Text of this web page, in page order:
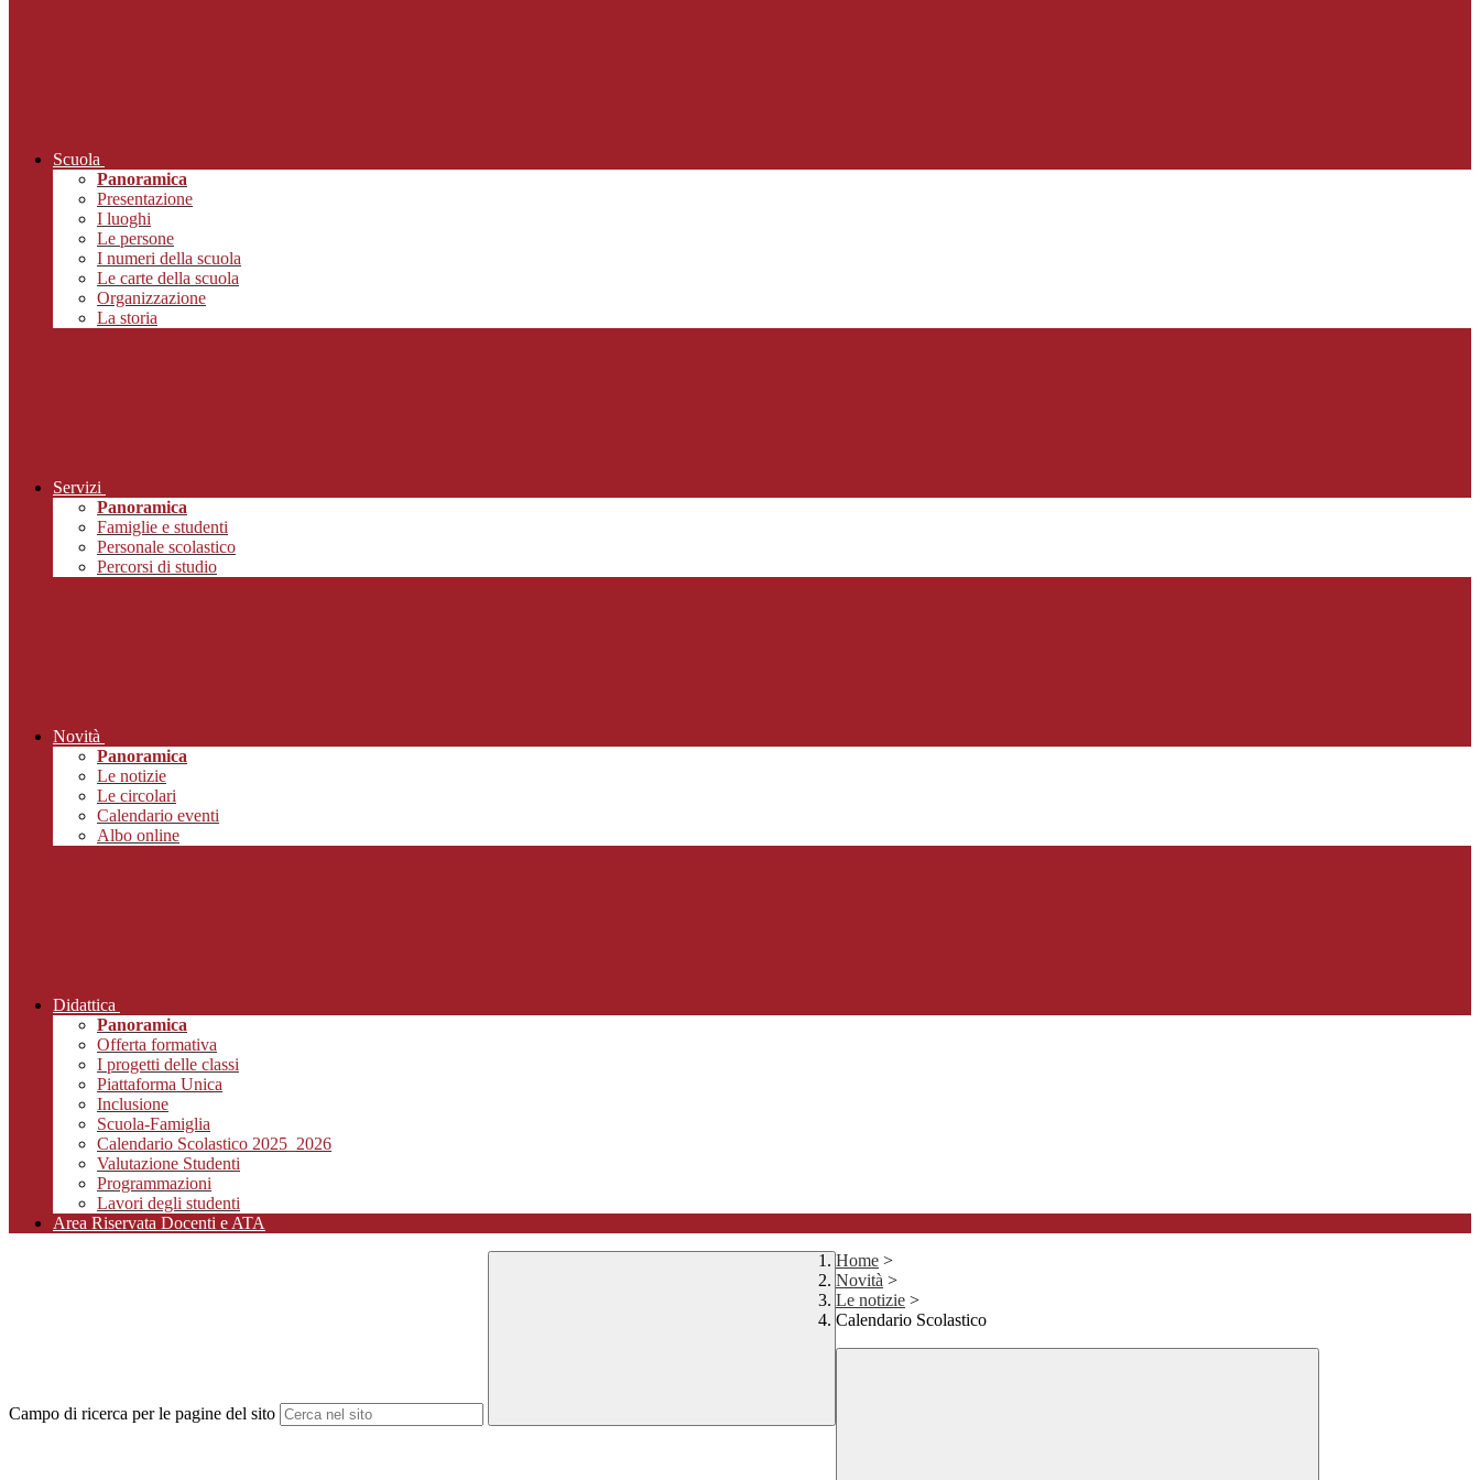
Scuola
Panoramica
Presentazione
I luoghi
Le persone
I numeri della scuola
Le carte della scuola
Organizzazione
La storia
Servizi
Panoramica
Famiglie e studenti
Personale scolastico
Percorsi di studio
Novità
Panoramica
Le notizie
Le circolari
Calendario eventi
Albo online
Didattica
Panoramica
Offerta formativa
I progetti delle classi
Piattaforma Unica
Inclusione
Scuola-Famiglia
Calendario Scolastico 2025_2026
Valutazione Studenti
Programmazioni
Lavori degli studenti
Area Riservata Docenti e ATA
Campo di ricerca per le pagine del sito
Home >
Novità >
Le notizie >
Calendario Scolastico